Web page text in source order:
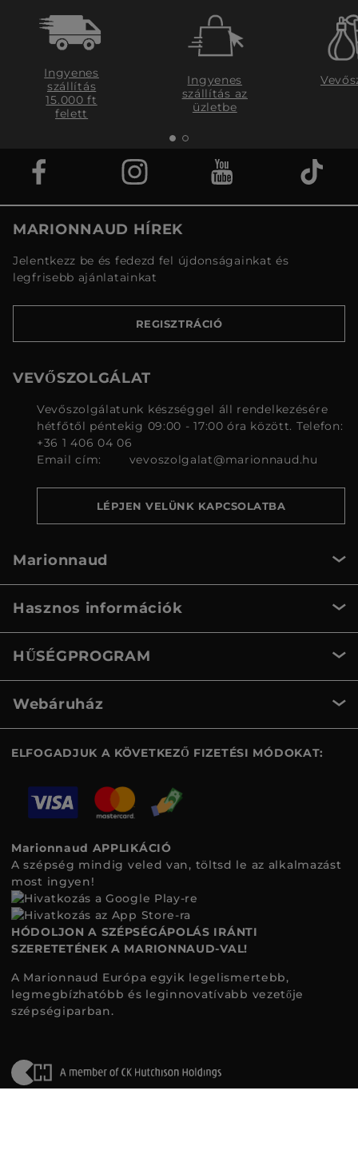
Ingyenes
szállítás
15.000 ft
felett
Ingyenes
szállítás az
üzletbe
MARIONNAUD HÍREK
Jelentkezz be és fedezd fel újdonságainkat és
legfrisebb ajánlatainkat
REGISZTRÁCIÓ
VEVŐSZOLGÁLAT
Vevőszolgálatunk készséggel áll rendelkezésére
hétfőtől péntekig 09:00 - 17:00 óra között. Telefon:
+36 1 406 04 06
Email cím:
vevoszolgalat@marionnaud.hu
LÉPJEN VELÜNK KAPCSOLATBA
Marionnaud
Hasznos információk
HŰSÉGPROGRAM
Webáruház
ELFOGADJUK A KÖVETKEZŐ FIZETÉSI MÓDOKAT:
Marionnaud APPLIKÁCIÓ
A szépség mindig veled van, töltsd le az alkalmazást
most ingyen!
HÓDOLJON A SZÉPSÉGÁPOLÁS IRÁNTI
SZERETETÉNEK A MARIONNAUD-VAL!
A Marionnaud Európa egyik legelismertebb,
legmegbízhatóbb és leginnovatívabb vezetője
szépségiparban.